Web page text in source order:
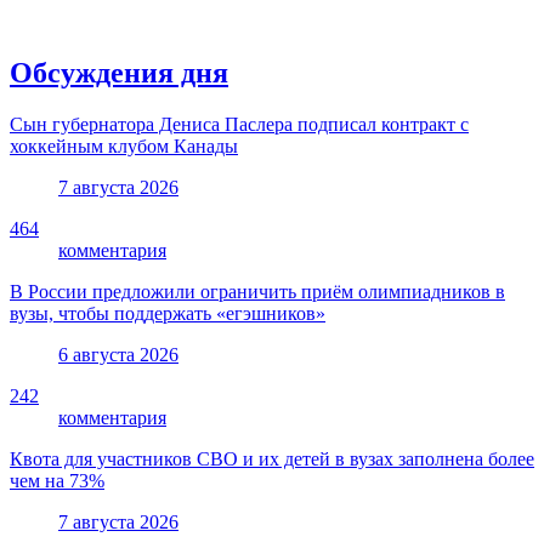
Обсуждения дня
Сын губернатора Дениса Паслера подписал контракт с
хоккейным клубом Канады
7 августа 2026
464
комментария
В России предложили ограничить приём олимпиадников в
вузы, чтобы поддержать «егэшников»
6 августа 2026
242
комментария
Квота для участников СВО и их детей в вузах заполнена более
чем на 73%
7 августа 2026